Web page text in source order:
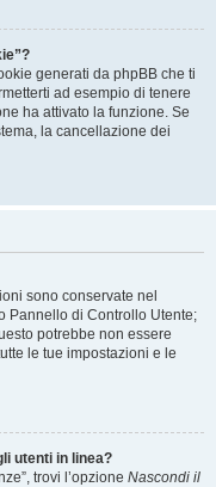
generati da phpBB che ti
ad esempio di tenere
ha attivato la funzione. Se
la cancellazione dei
sono conservate nel
Pannello di Controllo Utente;
potrebbe non essere
le tue impostazioni e le
utenti in linea?
trovi l’opzione Nascondi il